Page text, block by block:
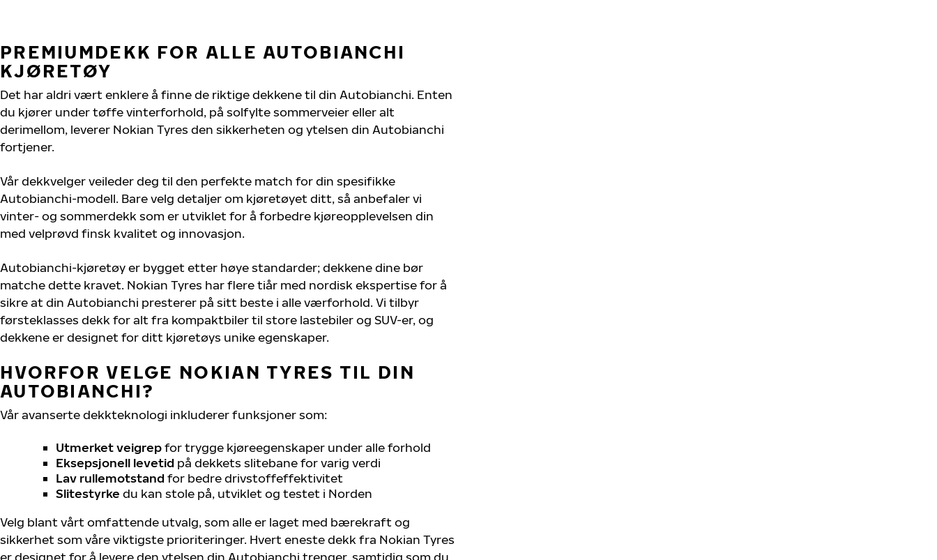
PREMIUMDEKK FOR ALLE AUTOBIANCHI
KJØRETØY
Det har aldri vært enklere å finne de riktige dekkene til din Autobianchi. Enten
du kjører under tøffe vinterforhold, på solfylte sommerveier eller alt
derimellom, leverer Nokian Tyres den sikkerheten og ytelsen din Autobianchi
fortjener.
Vår dekkvelger veileder deg til den perfekte match for din spesifikke
Autobianchi-modell. Bare velg detaljer om kjøretøyet ditt, så anbefaler vi
vinter- og sommerdekk som er utviklet for å forbedre kjøreopplevelsen din
med velprøvd finsk kvalitet og innovasjon.
Autobianchi-kjøretøy er bygget etter høye standarder; dekkene dine bør
matche dette kravet. Nokian Tyres har flere tiår med nordisk ekspertise for å
sikre at din Autobianchi presterer på sitt beste i alle værforhold. Vi tilbyr
førsteklasses dekk for alt fra kompaktbiler til store lastebiler og SUV-er, og
dekkene er designet for ditt kjøretøys unike egenskaper.
HVORFOR VELGE NOKIAN TYRES TIL DIN
AUTOBIANCHI?
Vår avanserte dekkteknologi inkluderer funksjoner som:
Utmerket veigrepfor trygge kjøreegenskaper under alle forhold
Eksepsjonell levetid på dekkets slitebane for varig verdi
Lav rullemotstand for bedre drivstoffeffektivitet
Slitestyrke du kan stole på, utviklet og testet i Norden
Velg blant vårt omfattende utvalg, som alle er laget med bærekraft og
sikkerhet som våre viktigste prioriteringer. Hvert eneste dekk fra Nokian Tyres
er designet for å levere den ytelsen din Autobianchi trenger, samtidig som du